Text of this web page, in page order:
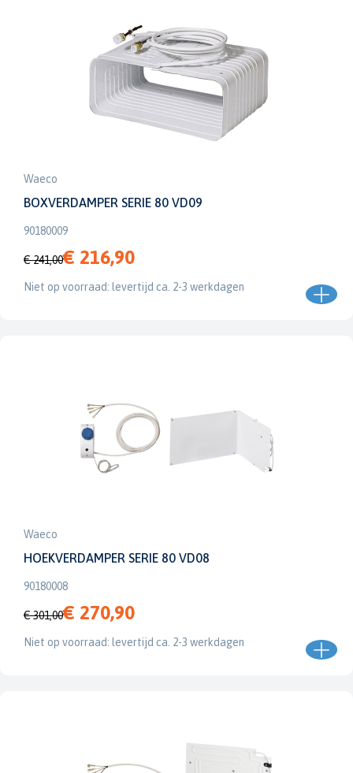
Waeco
BOXVERDAMPER SERIE 80 VD09
90180009
€ 241,00€ 216,90
Niet op voorraad: levertijd ca. 2-3 werkdagen
Waeco
HOEKVERDAMPER SERIE 80 VD08
90180008
€ 301,00€ 270,90
Niet op voorraad: levertijd ca. 2-3 werkdagen